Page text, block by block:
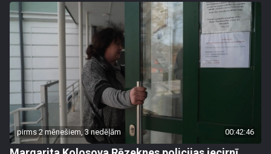
pirms 2 mēnešiem, 3 nedēļām 00:42:46